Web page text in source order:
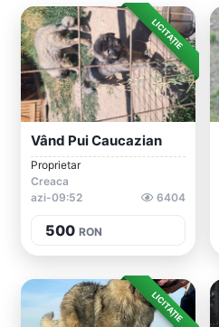
LICITAȚIE
Vând Pui Caucazian
Proprietar
Creaca
azi-09:52
6404
500 RON
LICITAȚIE